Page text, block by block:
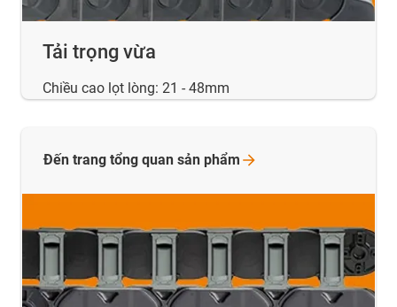
Tải trọng vừa
Chiều cao lọt lòng: 21 - 48mm
Đến trang tổng quan sản phẩm